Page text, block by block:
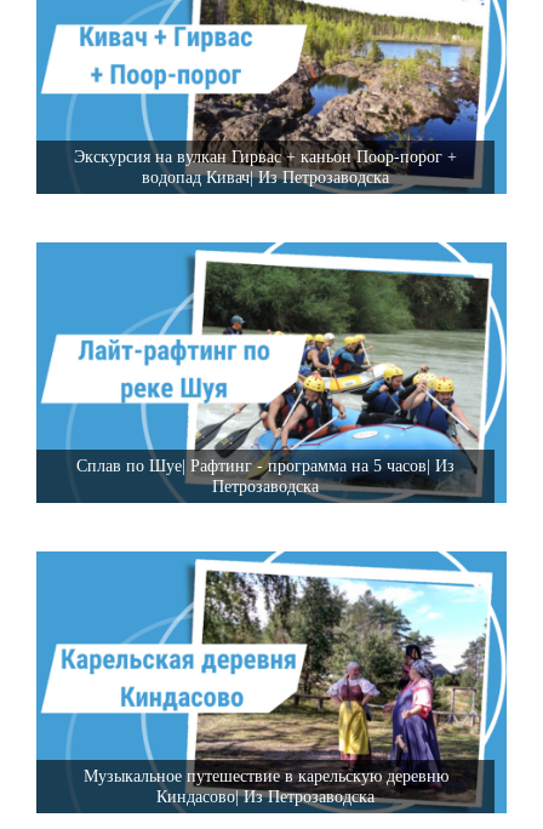
Экскурсия на вулкан Гирвас + каньон Поор-порог +
водопад Кивач| Из Петрозаводска
Сплав по Шуе| Рафтинг - программа на 5 часов| Из
Петрозаводска
Музыкальное путешествие в карельскую деревню
Киндасово| Из Петрозаводска